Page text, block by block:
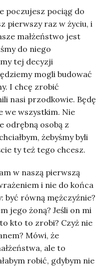
poczujesz pociąg do
pierwszy raz w życiu, i
małżeństwo jest
do niego
tej decyzji
mogli budować
I chcę zrobić
nasi przodkowie. Będę
we wszystkim. Nie
odrębną osobą z
żebyśmy byli
ty też tego chcesz.
w naszą pierwszą
i nie do końca
być równą mężczyźnie?
jego żoną? Jeśli on mi
kto to zrobi? Czyż nie
Mówi, że
ale to
robić, gdybym nie